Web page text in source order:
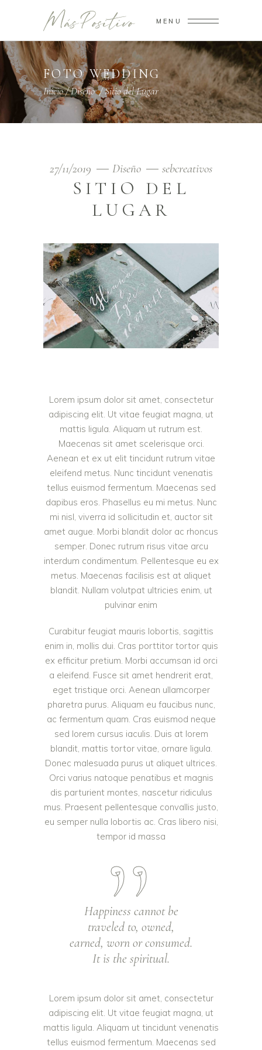
MENU
FOTO WEDDING
Inicio/Diseño/Sitio del Lugar
27/11/2019 Diseño sebcreativos
SITIO DEL
LUGAR
Lorem ipsum dolor sit amet, consectetur
adipiscing elit. Ut vitae feugiat magna, ut
mattis ligula. Aliquam ut rutrum est.
Maecenas sit amet scelerisque orci.
Aenean et ex ut elit tincidunt rutrum vitae
eleifend metus. Nunc tincidunt venenatis
tellus euismod fermentum. Maecenas sed
dapibus eros. Phasellus eu mi metus. Nunc
mi nisl, viverra id sollicitudin et, auctor sit
amet augue. Morbi blandit dolor ac rhoncus
semper. Donec rutrum risus vitae arcu
interdum condimentum. Pellentesque eu ex
metus. Maecenas facilisis est at aliquet
blandit. Nullam volutpat ultricies enim, ut
pulvinar enim
Curabitur feugiat mauris lobortis, sagittis
enim in, mollis dui. Cras porttitor tortor quis
ex efficitur pretium. Morbi accumsan id orci
a eleifend. Fusce sit amet hendrerit erat,
eget tristique orci. Aenean ullamcorper
pharetra purus. Aliquam eu faucibus nunc,
ac fermentum quam. Cras euismod neque
sed lorem cursus iaculis. Duis at lorem
blandit, mattis tortor vitae, ornare ligula.
Donec malesuada purus ut aliquet ultrices.
Orci varius natoque penatibus et magnis
dis parturient montes, nascetur ridiculus
mus. Praesent pellentesque convallis justo,
eu semper nulla lobortis ac. Cras libero nisi,
tempor id massa
Happiness cannot be
traveled to, owned,
earned, worn or consumed.
It is the spiritual.
Lorem ipsum dolor sit amet, consectetur
adipiscing elit. Ut vitae feugiat magna, ut
mattis ligula. Aliquam ut tincidunt venenatis
tellus euismod fermentum. Maecenas sed